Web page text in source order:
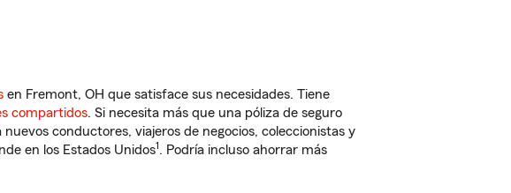
en Fremont, OH que satisface sus necesidades. Tiene
compartidos. Si necesita más que una póliza de seguro
conductores, viajeros de negocios, coleccionistas y
en los Estados Unidos1. Podría incluso ahorrar más